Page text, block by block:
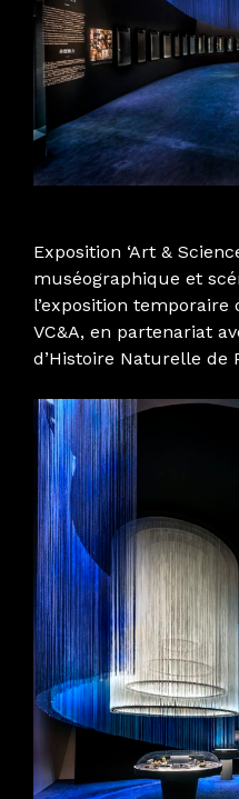
Exposition ‘Art &
muséographique et
l’exposition
VC&A, en partenariat
d’Histoire Naturelle de